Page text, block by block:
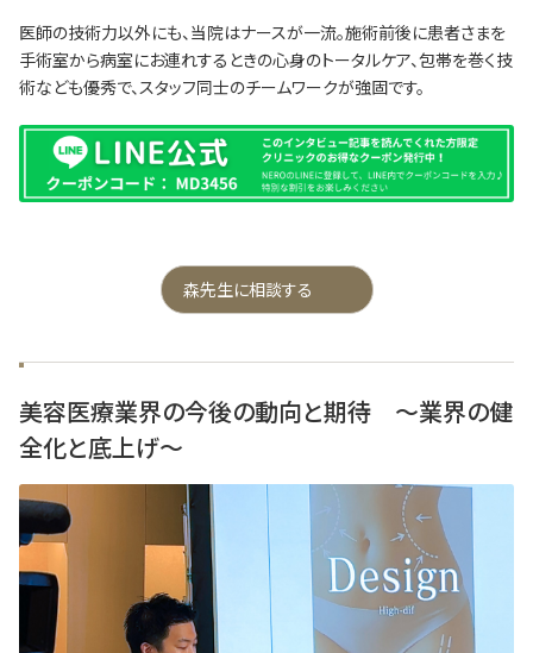
医師の技術力以外にも、当院はナースが一流。施術前後に患者さまを
手術室から病室にお連れするときの心身のトータルケア、包帯を巻く技
術なども優秀で、スタッフ同士のチームワークが強固です。
森先生に相談する
美容医療業界の今後の動向と期待 ～業界の健
全化と底上げ～